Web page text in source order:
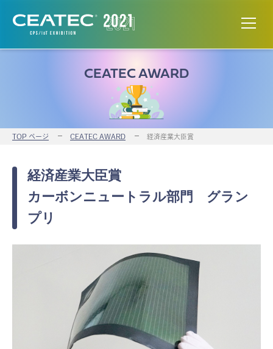
CEATEC AWARD
TOP ページ CEATEC AWARD 経済産業大臣賞
経済産業大臣賞
カーボンニュートラル部門 グラン
プリ